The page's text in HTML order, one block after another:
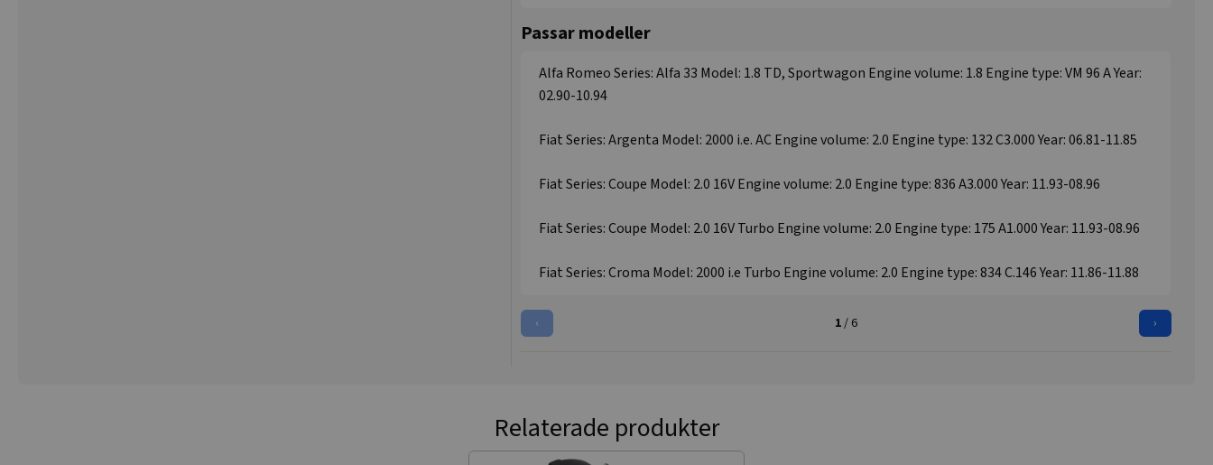
Passar modeller
Alfa Romeo Series: Alfa 33 Model: 1.8 TD, Sportwagon Engine volume: 1.8 Engine type: VM 96 A Year:
02.90-10.94
Fiat Series: Argenta Model: 2000 i.e. AC Engine volume: 2.0 Engine type: 132 C3.000 Year: 06.81-11.85
Fiat Series: Coupe Model: 2.0 16V Engine volume: 2.0 Engine type: 836 A3.000 Year: 11.93-08.96
Fiat Series: Coupe Model: 2.0 16V Turbo Engine volume: 2.0 Engine type: 175 A1.000 Year: 11.93-08.96
Fiat Series: Croma Model: 2000 i.e Turbo Engine volume: 2.0 Engine type: 834 C.146 Year: 11.86-11.88
‹ 1/ 6 ›
Relaterade produkter